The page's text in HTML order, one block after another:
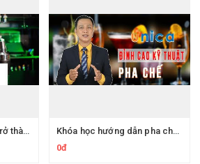
Khóa học hướng dẫn Trở thành trưởng quản lý quầy bar
Khóa học hướng dẫn pha chế đỉnh cao từ A - Z
0đ